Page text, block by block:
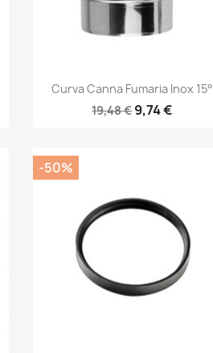
Anteprima
Curva Canna Fumaria Inox 15°
19,48 €9,74 €
-50%